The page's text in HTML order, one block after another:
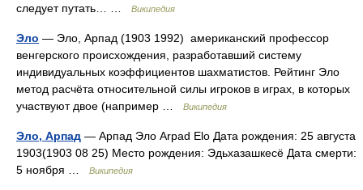
следует путать… …
Википедия
Эло — Эло, Арпад (1903 1992) американский профессор
венгерского происхождения, разработавший систему
индивидуальных коэффициентов шахматистов. Рейтинг Эло
метод расчёта относительной силы игроков в играх, в которых
участвуют двое (например …
Википедия
Эло, Арпад — Арпад Эло Arpad Elo Дата рождения: 25 августа
1903(1903 08 25) Место рождения: Эдьхазашкесё Дата смерти:
5 ноября …
Википедия